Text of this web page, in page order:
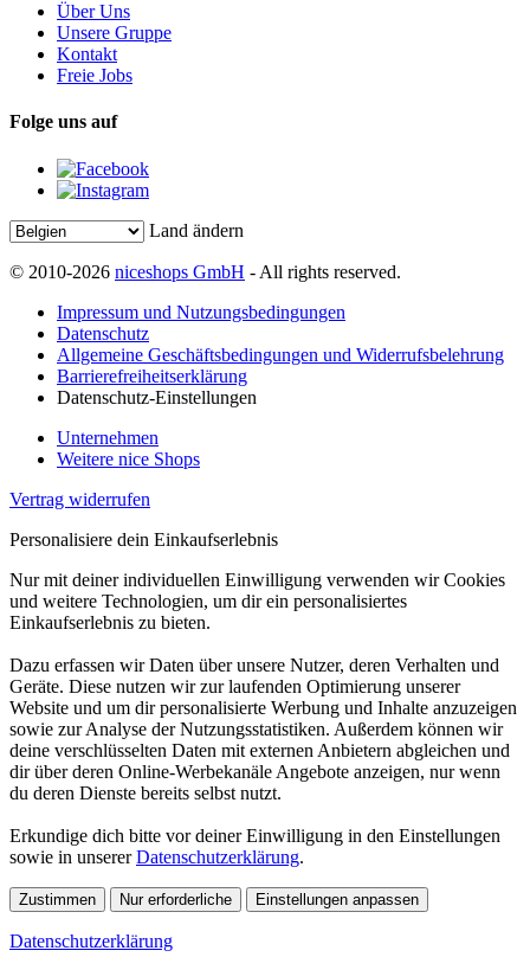
Über Uns
Unsere Gruppe
Kontakt
Freie Jobs
Folge uns auf
Land ändern
© 2010-2026 niceshops GmbH - All rights reserved.
Impressum und Nutzungsbedingungen
Datenschutz
Allgemeine Geschäftsbedingungen und Widerrufsbelehrung
Barrierefreiheitserklärung
Datenschutz-Einstellungen
Unternehmen
Weitere nice Shops
Vertrag widerrufen
Personalisiere dein Einkaufserlebnis
Nur mit deiner individuellen Einwilligung verwenden wir Cookies
und weitere Technologien, um dir ein personalisiertes
Einkaufserlebnis zu bieten.
Dazu erfassen wir Daten über unsere Nutzer, deren Verhalten und
Geräte. Diese nutzen wir zur laufenden Optimierung unserer
Website und um dir personalisierte Werbung und Inhalte anzuzeigen
sowie zur Analyse der Nutzungsstatistiken. Außerdem können wir
deine verschlüsselten Daten mit externen Anbietern abgleichen und
dir über deren Online-Werbekanäle Angebote anzeigen, nur wenn
du deren Dienste bereits selbst nutzt.
Erkundige dich bitte vor deiner Einwilligung in den Einstellungen
sowie in unsererDatenschutzerklärung.
Zustimmen Nur erforderliche Einstellungen anpassen
Datenschutzerklärung